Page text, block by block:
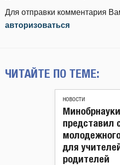
Для отправки комментария
авторизоваться
ЧИТАЙТЕ ПО ТЕМЕ:
НОВОСТИ
Минобрнауки
представил
для
родителей